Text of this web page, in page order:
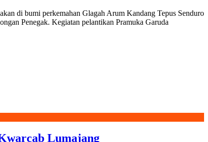
di bumi perkemahan Glagah Arum Kandang Tepus Senduro
Penegak. Kegiatan pelantikan Pramuka Garuda
Lumajang